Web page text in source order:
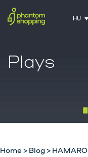
HU
Plays
Home> Blog>